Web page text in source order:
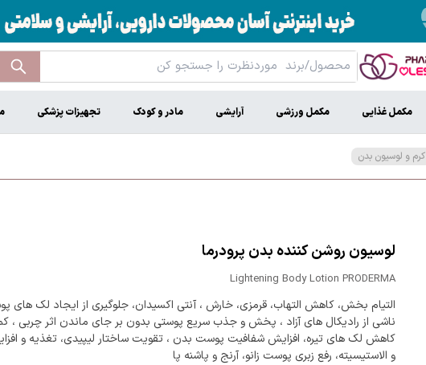
مکمل غذایی مکمل ورزشی آرایشی مادر و کودک تجهیزات پزشکی
کرم و لوسیون بدن
لوسیون روشن کننده بدن پرودرما
Lightening Body Lotion PRODERMA
التیام بخش، کاهش التهاب، قرمزی، خارش ، آنتی اکسیدان، جلوگیری از ایجاد لک های
ناشی از رادیکال های آزاد ، پخش و جذب سریع پوستی بدون بر جای ماندن اثر چربی ،
کاهش لک های تیره، افزایش شفافیت پوست بدن ، تقویت ساختار لیپیدی، تغذیه و
و الاستیسیته، رفع زبری پوست زانو، آرنج و پاشنه پا